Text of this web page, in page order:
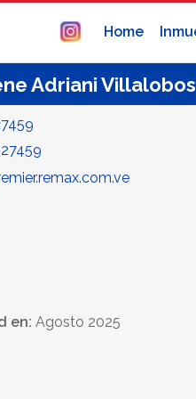
Home
Adriani Villalobos
en: Agosto 2025